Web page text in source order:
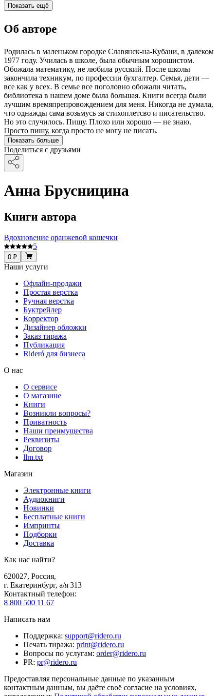
Показать ещё
Об авторе
Родилась в маленьком городке Славянск-на-Кубани, в далеком
1977 году. Училась в школе, была обычным хорошистом.
Обожала математику, не любила русский. После школы
закончила техникум, по профессии бухгалтер. Семья, дети —
все как у всех. В семье все поголовно обожали читать,
библиотека в нашем доме была большая. Книги всегда были
лучшим времяпрепровождением для меня. Никогда не думала,
что однажды сама возьмусь за стихоплетсво и писательство.
Но это случилось. Пишу. Плохо или хорошо — не знаю.
Просто пишу, когда просто не могу не писать.
Показать больше
Поделиться с друзьями
Анна Брусницина
Книги автора
Вдохновение оранжевой кошечки
5
0 ₽
Наши услуги
Офлайн-продажи
Простая верстка
Ручная верстка
Буктрейлер
Корректор
Дизайнер обложки
Заказ тиража
Публикация
Rideró для бизнеса
О нас
О сервисе
О магазине
Книги
Возникли вопросы?
Приватность
Наши преимущества
Реквизиты
Договор
llm.txt
Магазин
Электронные книги
Аудиокниги
Новинки
Бесплатные книги
Импринты
Подборки
Доставка
Как нас найти?
620027, Россия,
г. Екатеринбург, а/я 313
Контактный телефон:
8 800 500 11 67
Написать нам
Поддержка: support@ridero.ru
Печать тиража: print@ridero.ru
Вопросы по услугам: order@ridero.ru
PR: pr@ridero.ru
Предоставляя персональные данные по указанным
контактным данным, вы даёте своё согласие на условиях,